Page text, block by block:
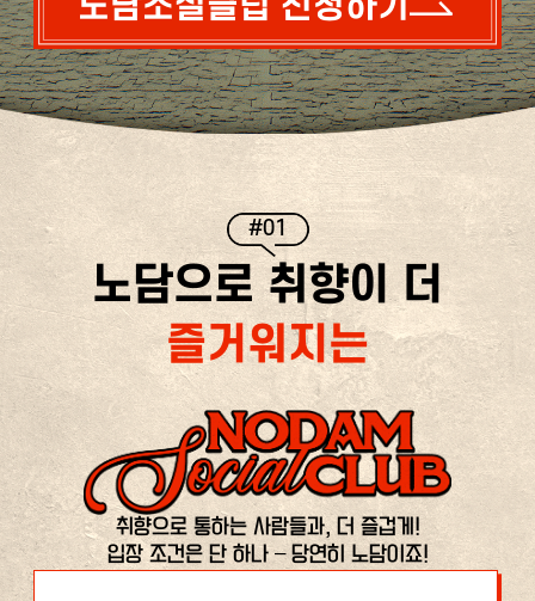
노담소셜클럽 신청하기
#01
노담으로 취향이 더
즐거워지는
취향으로 통하는 사람들과, 더 즐겁게!
입장 조건은 단 하나 – 당연히 노담이죠!